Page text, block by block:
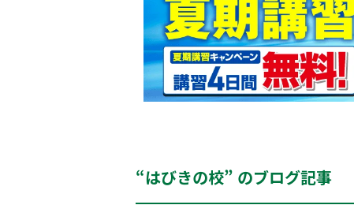
“はびきの校” のブログ記事